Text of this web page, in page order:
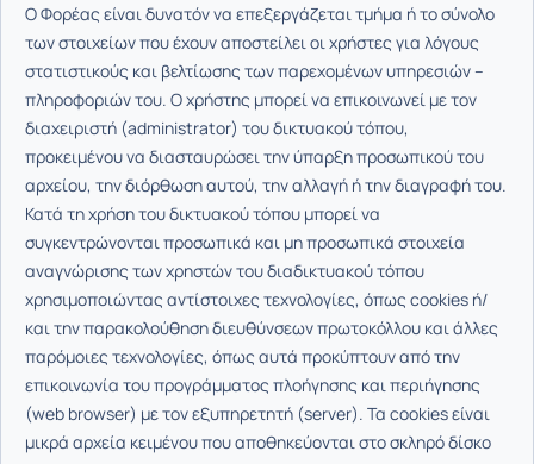
Ο Φορέας είναι δυνατόν να επεξεργάζεται τμήμα ή το σύνολο
των στοιχείων που έχουν αποστείλει οι χρήστες για λόγους
στατιστικούς και βελτίωσης των παρεχομένων υπηρεσιών –
πληροφοριών του. Ο χρήστης μπορεί να επικοινωνεί με τον
διαχειριστή (administrator) του δικτυακού τόπου,
προκειμένου να διασταυρώσει την ύπαρξη προσωπικού του
αρχείου, την διόρθωση αυτού, την αλλαγή ή την διαγραφή του.
Κατά τη χρήση του δικτυακού τόπου μπορεί να
συγκεντρώνονται προσωπικά και μη προσωπικά στοιχεία
αναγνώρισης των χρηστών του διαδικτυακού τόπου
χρησιμοποιώντας αντίστοιχες τεχνολογίες, όπως cookies ή/
και την παρακολούθηση διευθύνσεων πρωτοκόλλου και άλλες
παρόμοιες τεχνολογίες, όπως αυτά προκύπτουν από την
επικοινωνία του προγράμματος πλοήγησης και περιήγησης
(web browser) με τον εξυπηρετητή (server). Τα cookies είναι
μικρά αρχεία κειμένου που αποθηκεύονται στο σκληρό δίσκο